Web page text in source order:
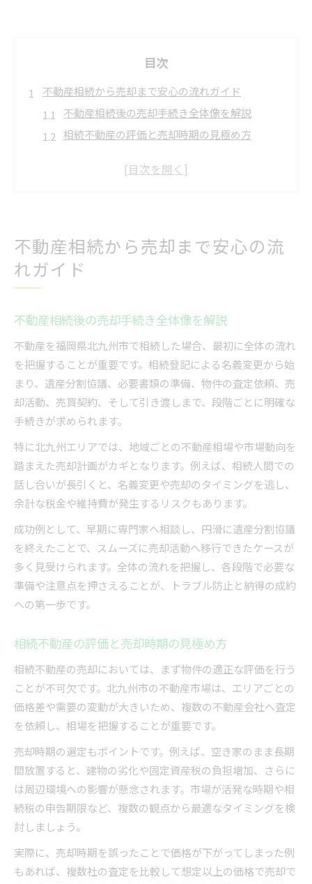
目次
不動産相続から売却まで安心の流れガイド
不動産相続後の売却手続き全体像を解説
相続不動産の評価と売却時期の見極め方
スムーズな不動産売却へ信頼できる相談先の選
福岡県北九州市で不動産を相続した人へ売却の極意
不動産売却時に知るべき北九州市の市場動向
遠方からでも安心な不動産売却サポートの活用
法
実際の不動産売却事例から学ぶ成功ポイント
遺産分割と売却を両立するための不動産実践術
遺産分割協議と不動産売却を両立する流れ
売却後の資金分配とトラブル防止対策
遺産分割協議書作成時の不動産実践アドバイス
不動産売却における分割方法の選び方
不動産の名義変更手続きで押さえるべき点
相続登記遅延による売却リスクと対策法
不動産売却前に専門家へ相談する重要性
スムーズな不動産売却を目指す手続き徹底解説
不動産売却手続きの流れと重要チェックポイン
ト
相続不動産の売却時に必要な準備と段取り
仲介業者選びで失敗しないための比較方法
不動産売却活動の進め方とよくある落とし穴
査定から契約までの不動産売却実践法
遠方でも安心して進める不動産相続売却の進め方
遠方からの不動産売却に強いサポートとは
現地に行かずに不動産を売却するポイント
不動産相続から売却まで安心の流
れガイド
不動産相続後の売却手続き全体像を解説
不動産を福岡県北九州市で相続した場合、最初に全体の流れ
を把握することが重要です。相続登記による名義変更から始
まり、遺産分割協議、必要書類の準備、物件の査定依頼、売
却活動、売買契約、そして引き渡しまで、段階ごとに明確な
手続きが求められます。
特に北九州エリアでは、地域ごとの不動産相場や市場動向を
踏まえた売却計画がカギとなります。例えば、相続人間での
話し合いが長引くと、名義変更や売却のタイミングを逃し、
余計な税金や維持費が発生するリスクもあります。
成功例として、早期に専門家へ相談し、円滑に遺産分割協議
を終えたことで、スムーズに売却活動へ移行できたケースが
多く見受けられます。全体の流れを把握し、各段階で必要な
準備や注意点を押さえることが、トラブル防止と納得の成約
への第一歩です。
相続不動産の評価と売却時期の見極め方
相続不動産の売却においては、まず物件の適正な評価を行う
ことが不可欠です。北九州市の不動産市場は、エリアごとの
価格差や需要の変動が大きいため、複数の不動産会社へ査定
を依頼し、相場を把握することが重要です。
売却時期の選定もポイントです。例えば、空き家のまま長期
間放置すると、建物の劣化や固定資産税の負担増加、さらに
は周辺環境への影響が懸念されます。市場が活発な時期や相
続税の申告期限など、複数の観点から最適なタイミングを検
討しましょう。
実際に、売却時期を誤ったことで価格が下がってしまった例
もあれば、複数社の査定を比較して想定以上の価格で売却で